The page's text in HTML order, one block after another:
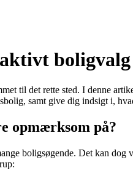
boligvalg
til det rette sted. I denne
samt give dig indsigt i,
opmærksom på?
boligsøgende. Det kan